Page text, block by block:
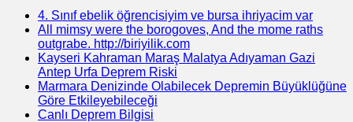
4. Sınıf ebelik öğrencisiyim ve bursa ihriyacim var
All mimsy were the borogoves, And the mome raths
outgrabe. http://biriyilik.com
Kayseri Kahraman Maraş Malatya Adıyaman Gazi
Antep Urfa Deprem Riski
Marmara Denizinde Olabilecek Depremin Büyüklüğüne
Göre Etkileyebileceği
Canlı Deprem Bilgisi